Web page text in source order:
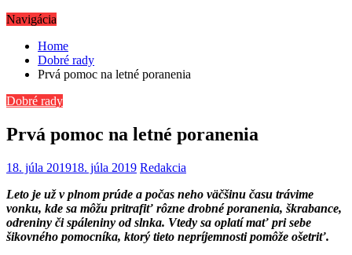
Navigácia
Home
Dobré rady
Prvá pomoc na letné poranenia
Dobré rady
Prvá pomoc na letné poranenia
18. júla 201918. júla 2019 Redakcia
Leto je už v plnom prúde a počas neho väčšinu času trávime
vonku, kde sa môžu pritrafiť rôzne drobné poranenia, škrabance,
odreniny či spáleniny od slnka. Vtedy sa oplatí mať pri sebe
šikovného pomocníka, ktorý tieto nepríjemnosti pomôže ošetriť.